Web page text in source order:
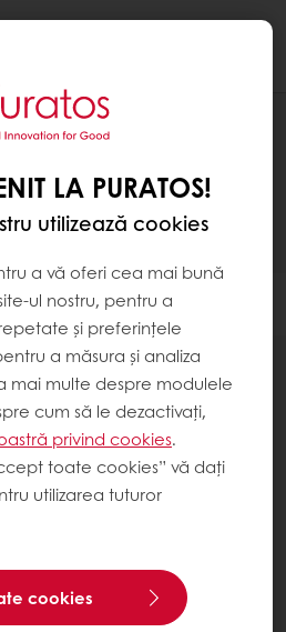
13items
LA PURATOS!
utilizează cookies
a vă oferi cea mai bună
ul nostru, pentru a
și preferințele
a măsura și analiza
mai multe despre modulele
cum să le dezactivați,
privind cookies.
toate cookies” vă dați
utilizarea tuturor
cookies